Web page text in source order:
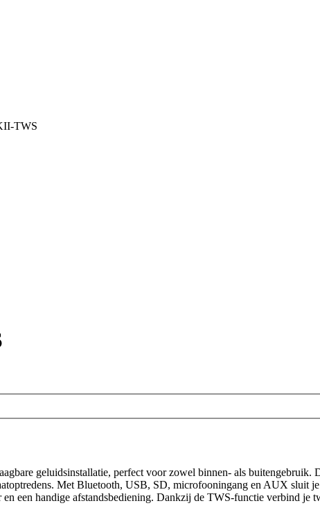
TWS
geluidsinstallatie, perfect voor zowel binnen- als
Met Bluetooth, USB, SD, microfooningang en AUX sluit
een handige afstandsbediening. Dankzij de TWS-functie verbind je